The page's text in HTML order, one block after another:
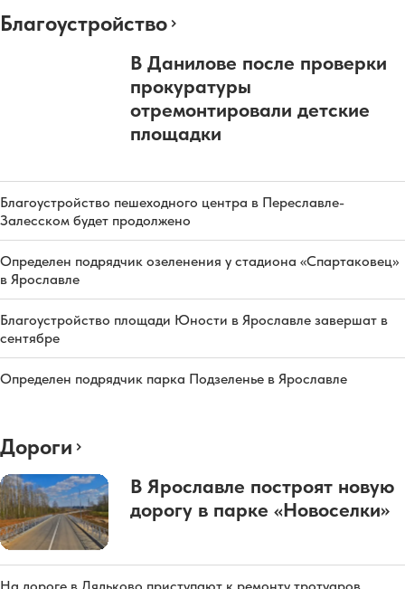
Благоустройство
В Данилове после проверки
прокуратуры
отремонтировали детские
площадки
Благоустройство пешеходного центра в Переславле-
Залесском будет продолжено
Определен подрядчик озеленения у стадиона «Спартаковец»
в Ярославле
Благоустройство площади Юности в Ярославле завершат в
сентябре
Определен подрядчик парка Подзеленье в Ярославле
Дороги
В Ярославле построят новую
дорогу в парке «Новоселки»